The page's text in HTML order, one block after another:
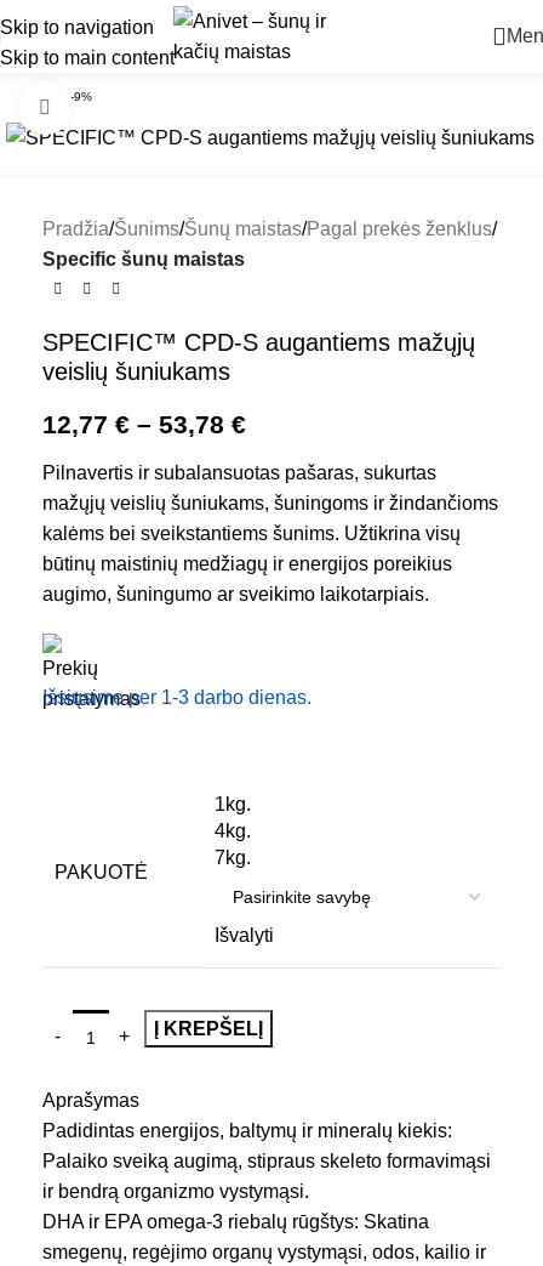
Skip to navigation
Skip to main content
-9%
Pradžia Šunims Šunų maistas Pagal prekės ženklus
Specific šunų maistas
SPECIFIC™ CPD-S augantiems mažųjų
veislių šuniukams
12,77 € – 53,78 €
Pilnavertis ir subalansuotas pašaras, sukurtas
mažųjų veislių šuniukams, šuningoms ir žindančioms
kalėms bei sveikstantiems šunims. Užtikrina visų
būtinų maistinių medžiagų ir energijos poreikius
augimo, šuningumo ar sveikimo laikotarpiais.
Išsiųsime per 1-3 darbo dienas.
PAKUOTĖ
1kg.
4kg.
7kg.
Išvalyti
Į KREPŠELĮ
Aprašymas
Padidintas energijos, baltymų ir mineralų kiekis:
Palaiko sveiką augimą, stipraus skeleto formavimąsi
ir bendrą organizmo vystymąsi.
DHA ir EPA omega-3 riebalų rūgštys: Skatina
smegenų, regėjimo organų vystymąsi, odos, kailio ir